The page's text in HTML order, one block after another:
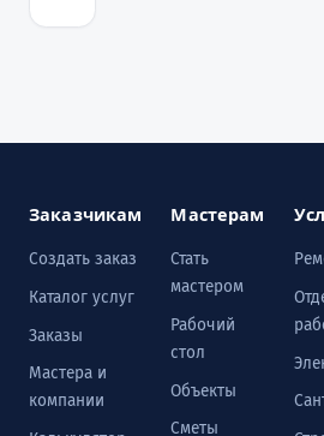
Заказчикам
Создать заказ
Каталог услуг
Заказы
Мастера и
компании
Мастерам
Стать
мастером
Рабочий
стол
Объекты
Сметы